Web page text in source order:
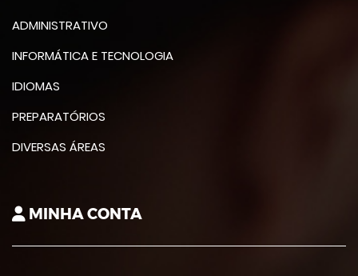
ADMINISTRATIVO
INFORMÁTICA E TECNOLOGIA
IDIOMAS
PREPARATÓRIOS
DIVERSAS ÁREAS
MINHA CONTA